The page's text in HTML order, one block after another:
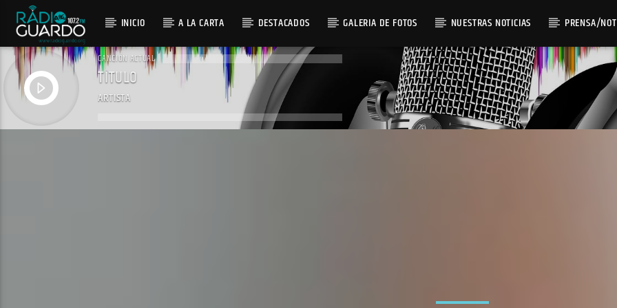
INICIO A LA CARTA DESTACADOS GALERIA DE FOTOS NUESTRAS NOTICIAS PRENSA/
CANCIÓN ACTUAL
TÍTULO
ARTISTA